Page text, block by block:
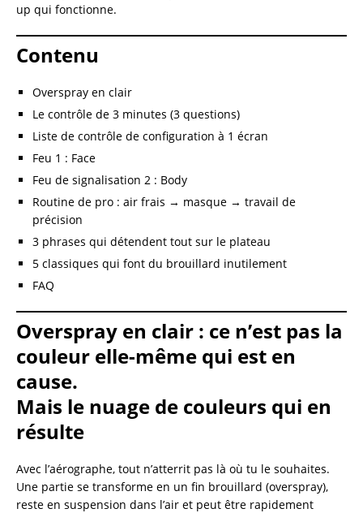
up qui fonctionne.
Contenu
Overspray en clair
Le contrôle de 3 minutes (3 questions)
Liste de contrôle de configuration à 1 écran
Feu 1 : Face
Feu de signalisation 2 : Body
Routine de pro : air frais → masque → travail de
précision
3 phrases qui détendent tout sur le plateau
5 classiques qui font du brouillard inutilement
FAQ
Overspray en clair : ce n’est pas la
couleur elle-même qui est en
cause.
Mais le nuage de couleurs qui en
résulte
Avec l’aérographe, tout n’atterrit pas là où tu le souhaites.
Une partie se transforme en un fin brouillard (overspray),
reste en suspension dans l’air et peut être rapidement